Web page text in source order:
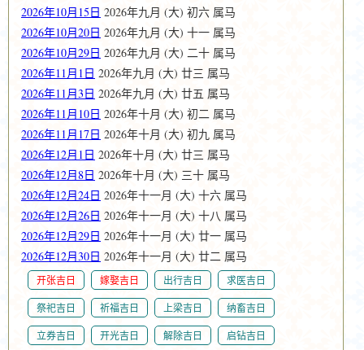
2026年10月15日 2026年九月 (大) 初六 属马
2026年10月20日 2026年九月 (大) 十一 属马
2026年10月29日 2026年九月 (大) 二十 属马
2026年11月1日 2026年九月 (大) 廿三 属马
2026年11月3日 2026年九月 (大) 廿五 属马
2026年11月10日 2026年十月 (大) 初二 属马
2026年11月17日 2026年十月 (大) 初九 属马
2026年12月1日 2026年十月 (大) 廿三 属马
2026年12月8日 2026年十月 (大) 三十 属马
2026年12月24日 2026年十一月 (大) 十六 属马
2026年12月26日 2026年十一月 (大) 十八 属马
2026年12月29日 2026年十一月 (大) 廿一 属马
2026年12月30日 2026年十一月 (大) 廿二 属马
开张吉日 嫁娶吉日 出行吉日 求医吉日
祭祀吉日 祈福吉日 上梁吉日 纳畜吉日
立券吉日 开光吉日 解除吉日 启钻吉日